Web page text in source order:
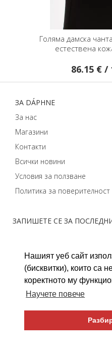
Нашият уеб сайт
(бисквитки), които са
коректното му
Научете повече
Голяма дамска
естествена
86.15 € /
ЗАПИШЕТЕ СЕ ЗА
ЗA DÁPHNЕ
За нас
Магазини
Контакти
Всички новини
Условия за ползване
Политика за поверителност